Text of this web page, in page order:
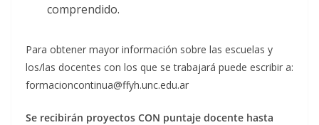
comprendido.
Para obtener mayor información sobre las escuelas y
los/las docentes con los que se trabajará puede escribir a:
formacioncontinua@ffyh.unc.edu.ar
Se recibirán proyectos CON puntaje docente hasta